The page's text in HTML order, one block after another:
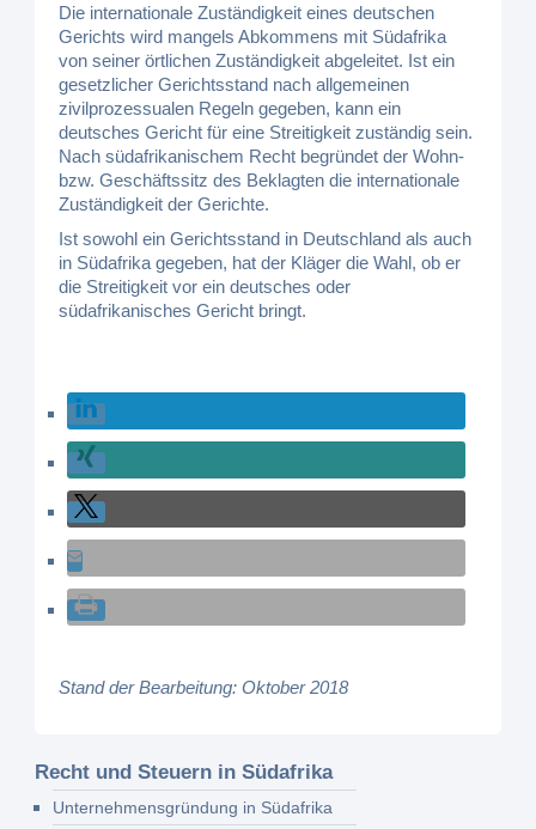
Die internationale Zuständigkeit eines deutschen
Gerichts wird mangels Abkommens mit Südafrika
von seiner örtlichen Zuständigkeit abgeleitet. Ist ein
gesetzlicher Gerichtsstand nach allgemeinen
zivilprozessualen Regeln gegeben, kann ein
deutsches Gericht für eine Streitigkeit zuständig sein.
Nach südafrikanischem Recht begründet der Wohn-
bzw. Geschäftssitz des Beklagten die internationale
Zuständigkeit der Gerichte.
Ist sowohl ein Gerichtsstand in Deutschland als auch
in Südafrika gegeben, hat der Kläger die Wahl, ob er
die Streitigkeit vor ein deutsches oder
südafrikanisches Gericht bringt.
Stand der Bearbeitung: Oktober 2018
Recht und Steuern in Südafrika
Unternehmensgründung in Südafrika